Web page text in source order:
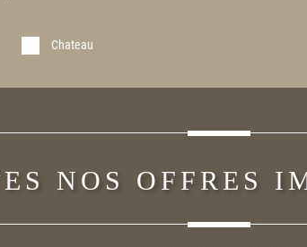
Chateau
NOS OFFRES